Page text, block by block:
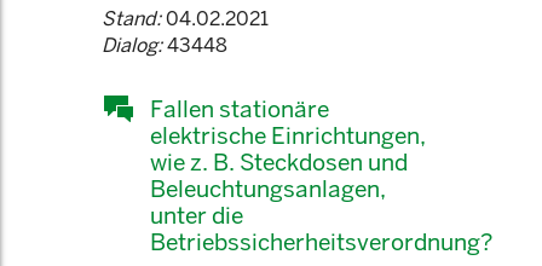
Stand:04.02.2021
Dialog:43448
Fallen stationäre
elektrische Einrichtungen,
wie z. B. Steckdosen und
Beleuchtungsanlagen,
unter die
Betriebssicherheitsverordnung?